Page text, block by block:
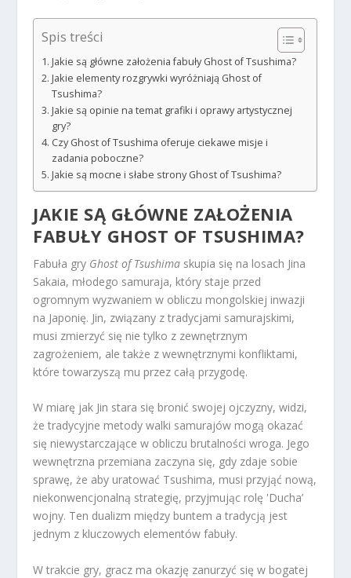
Spis treści
Jakie są główne założenia fabuły Ghost of Tsushima?
Jakie elementy rozgrywki wyróżniają Ghost of
Tsushima?
Jakie są opinie na temat grafiki i oprawy artystycznej
gry?
Czy Ghost of Tsushima oferuje ciekawe misje i
zadania poboczne?
Jakie są mocne i słabe strony Ghost of Tsushima?
JAKIE SĄ GŁÓWNE ZAŁOŻENIA
FABUŁY GHOST OF TSUSHIMA?
Fabuła gry Ghost of Tsushima skupia się na losach Jina
Sakaia, młodego samuraja, który staje przed
ogromnym wyzwaniem w obliczu mongolskiej inwazji
na Japonię. Jin, związany z tradycjami samurajskimi,
musi zmierzyć się nie tylko z zewnętrznym
zagrożeniem, ale także z wewnętrznymi konfliktami,
które towarzyszą mu przez całą przygodę.
W miarę jak Jin stara się bronić swojej ojczyzny, widzi,
że tradycyjne metody walki samurajów mogą okazać
się niewystarczające w obliczu brutalności wroga. Jego
wewnętrzna przemiana zaczyna się, gdy zdaje sobie
sprawę, że aby uratować Tsushima, musi przyjąć nową,
niekonwencjonalną strategię, przyjmując rolę 'Ducha’
wojny. Ten dualizm między buntem a tradycją jest
jednym z kluczowych elementów fabuły.
W trakcie gry, gracz ma okazję zanurzyć się w bogatej